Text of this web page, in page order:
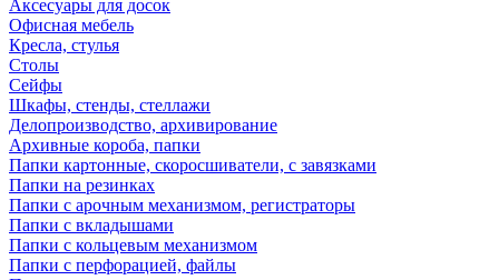
Аксесуары для досок
Офисная мебель
Кресла, стулья
Столы
Сейфы
Шкафы, стенды, стеллажи
Делопроизводство, архивирование
Архивные короба, папки
Папки картонные, скоросшиватели, с завязками
Папки на резинках
Папки с арочным механизмом, регистраторы
Папки с вкладышами
Папки с кольцевым механизмом
Папки с перфорацией, файлы